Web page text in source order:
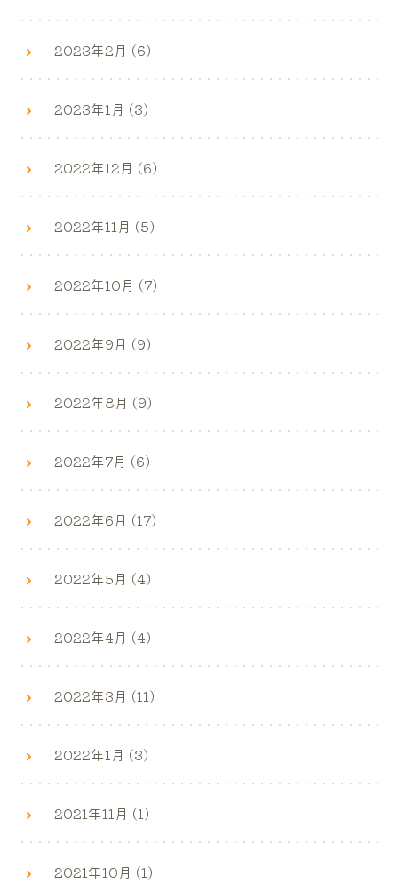
2023年2月 (6)
2023年1月 (3)
2022年12月 (6)
2022年11月 (5)
2022年10月 (7)
2022年9月 (9)
2022年8月 (9)
2022年7月 (6)
2022年6月 (17)
2022年5月 (4)
2022年4月 (4)
2022年3月 (11)
2022年1月 (3)
2021年11月 (1)
2021年10月 (1)